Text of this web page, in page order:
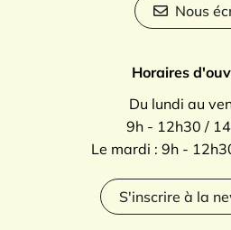
Nous
Horaires
Du lundi au
9h - 12h30 /
Le mardi : 9h -
S'inscrire à la